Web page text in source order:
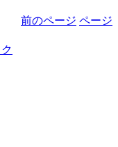
前のページ ページ